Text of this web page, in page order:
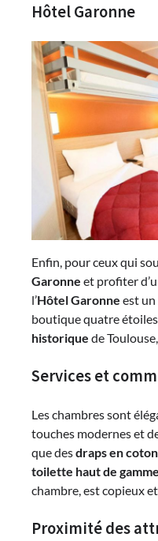
Hôtel Garonne
Enfin, pour ceux qui
Garonne et profiter
l’Hôtel Garonne est
boutique quatre
historique de
Services et
Les chambres sont
touches modernes et
que desdraps en
toilette haut de gamme
chambre, est copieux
Proximité des